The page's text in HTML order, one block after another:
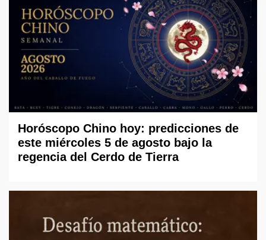
Horóscopo Chino hoy: predicciones de
este miércoles 5 de agosto bajo la
regencia del Cerdo de Tierra